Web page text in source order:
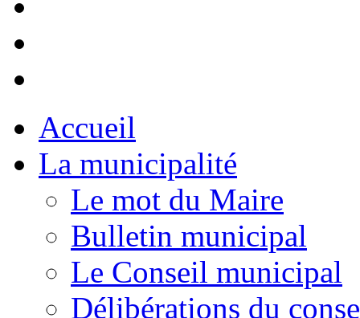
Accueil
La municipalité
Le mot du Maire
Bulletin municipal
Le Conseil municipal
Délibérations du